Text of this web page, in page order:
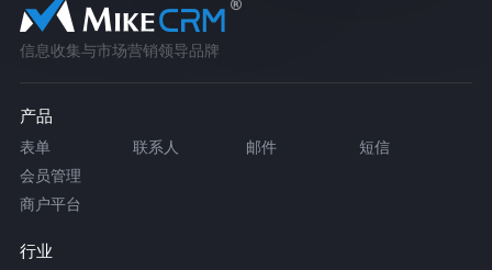
信息收集与市场营销领导品牌
产品
表单 联系人 邮件
短信
会员管理
商户平台
行业